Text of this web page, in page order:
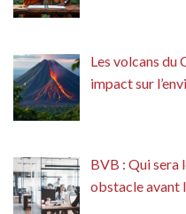
Les volcans du
impact sur
BVB : Qui sera
obstacle avant